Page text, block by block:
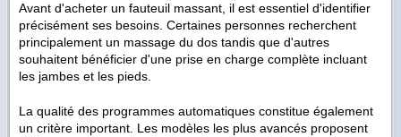
Avant d'acheter un fauteuil massant, il est essentiel d'identifier
précisément ses besoins. Certaines personnes recherchent
principalement un massage du dos tandis que d'autres
souhaitent bénéficier d'une prise en charge complète incluant
les jambes et les pieds.
La qualité des programmes automatiques constitue également
un critère important. Les modèles les plus avancés proposent